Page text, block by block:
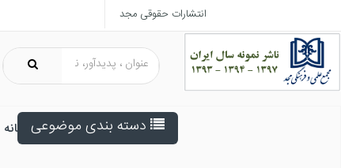
انتشارات حقوقی مجد
دسته بندی موضوعی خانه